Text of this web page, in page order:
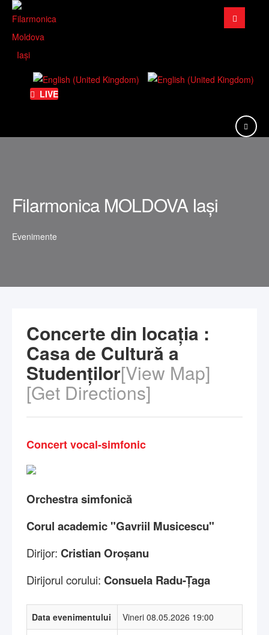
Căutare
...
LIVE
Filarmonica MOLDOVA Iași
Evenimente
Concerte din locația :
Casa de Cultură a
Studenților[View Map]
[Get Directions]
Concert vocal-simfonic
Orchestra simfonică
Corul academic "Gavriil Musicescu"
Dirijor: Cristian Oroșanu
Dirijorul corului: Consuela Radu-Țaga
Data evenimentului Vineri 08.05.2026 19:00